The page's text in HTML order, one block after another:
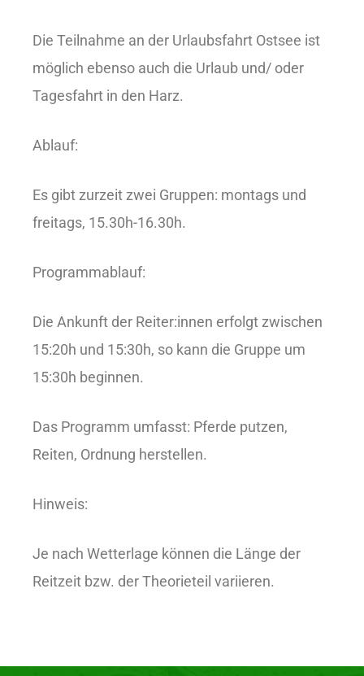
Die Teilnahme an der Urlaubsfahrt Ostsee ist
möglich ebenso auch die Urlaub und/ oder
Tagesfahrt in den Harz.
Ablauf:
Es gibt zurzeit zwei Gruppen: montags und
freitags, 15.30h-16.30h.
Programmablauf:
Die Ankunft der Reiter:innen erfolgt zwischen
15:20h und 15:30h, so kann die Gruppe um
15:30h beginnen.
Das Programm umfasst: Pferde putzen,
Reiten, Ordnung herstellen.
Hinweis:
Je nach Wetterlage können die Länge der
Reitzeit bzw. der Theorieteil variieren.